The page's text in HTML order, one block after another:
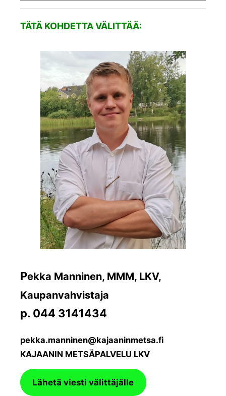
TÄTÄ KOHDETTA VÄLITTÄÄ:
Pekka Manninen, MMM, LKV,
Kaupanvahvistaja
p. 044 3141434
pekka.manninen@kajaaninmetsa.fi
KAJAANIN METSÄPALVELU LKV
Lähetä viesti välittäjälle